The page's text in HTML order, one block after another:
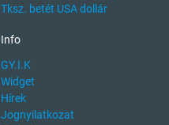
Tksz. betét USA dollár
Info
GY.I.K
Widget
Hírek
Jognyilatkozat